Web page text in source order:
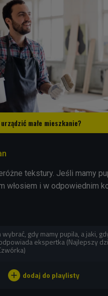
małe mieszkanie?
tekstury. Jeśli mamy
włosiem i w odpowiednim
wybrać, gdy mamy pupila, a jaki,
ekspertka (Najlepszy